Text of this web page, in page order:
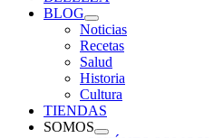
BLOG
Noticias
Recetas
Salud
Historia
Cultura
TIENDAS
SOMOS